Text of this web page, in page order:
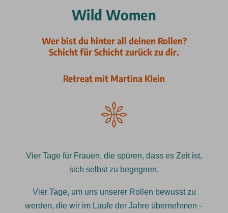
Wild Women
Wer bist du hinter all deinen Rollen?
Schicht für Schicht zurück zu dir.
Retreat mit Martina Klein
Vier Tage für Frauen, die spüren, dass es Zeit ist,
sich selbst zu begegnen.
Vier Tage, um uns unserer Rollen bewusst zu
werden, die wir im Laufe der Jahre übernehmen -